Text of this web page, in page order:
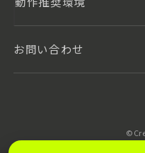
お問い合わせ